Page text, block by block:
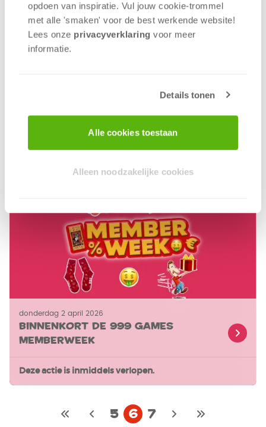
opdoen van inspiratie. Vul jouw cookie-trommel
met alle 'smaken' voor de best werkende website​!
Lees onze privacyverklaring voor meer
informatie.
Details tonen
Alle cookies toestaan
Alleen noodzakelijke cookies
Duik nog dieper in Finspan!
donderdag 2 april 2026
Binnenkort de 999 Games
Memberweek
Deze actie is inmiddels verlopen.
5 6 7